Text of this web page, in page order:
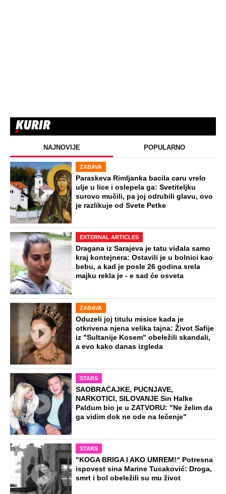
NAJNOVIJE POPULARNO
ZABAVA
Paraskeva Rimljanka bacila caru vrelo
ulje u lice i oslepela ga: Svetiteljku
surovo mučili, pa joj odrubili glavu, ovo
je razlikuje od Svete Petke
EXTERNAL ARTICLES
Dragana iz Sarajeva je tatu viđala samo
kraj kontejnera: Ostavili je u bolnici kao
bebu, a kad je posle 26 godina srela
majku rekla je - e sad će osveta
ZABAVA
Oduzeli joj titulu misice kada je
otkrivena njena velika tajna: Život Safije
iz "Sultanije Kosem" obeležili skandali,
a evo kako danas izgleda
STARS
SAOBRAĆAJKE, PUCNJAVE,
NARKOTICI, SILOVANJE Sin Halke
Paldum bio je u ZATVORU: "Ne želim da
ga vidim dok ne ode na lečenje"
STARS
"KOGA BRIGA I AKO UMREM!“ Potresna
ispovest sina Marine Tucaković: Droga,
smrt i bol obeležili su mu život